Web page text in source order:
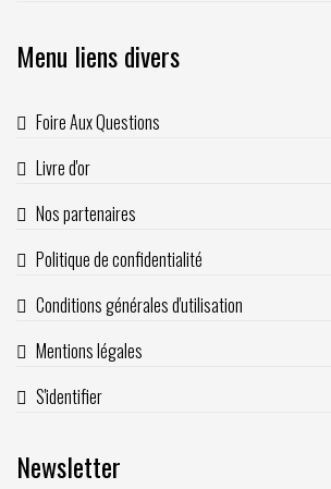
Menu liens divers
Foire Aux Questions
Livre d'or
Nos partenaires
Politique de confidentialité
Conditions générales d'utilisation
Mentions légales
S'identifier
Newsletter